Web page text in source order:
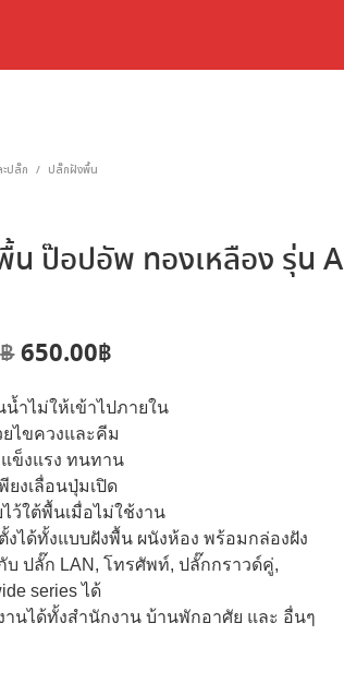
ปลั๊ก / ปลั๊กฝังพื้น
ป๊อปอัพ ทองเหลือง รุ่น A
฿Original
price
was:
1,300.00฿.
650.00฿
price
is:
650.00฿.
น้ำไม่ให้เข้าไปภายใน
ยไขควงและคีม
ข็งแรง ทนทาน
ยงเลื่อนปุ่มเปิด
ว้ใต้พื้นเมื่อไม่ใช้งาน
งได้ทั้งแบบฝังพื้น ผนังห้อง พร้อมกล่องฝัง
บ ปลั๊ก LAN, โทรศัพท์, ปลั๊กกราวด์คู่,
series ได้
านได้ทั้งสำนักงาน บ้านพักอาศัย และ อื่นๆ